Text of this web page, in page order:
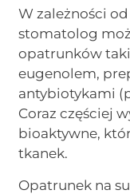
W zależności
stomatolog
opatrunków
eugenolem,
antybiotykami
Coraz częściej
bioaktywne,
tkanek.
Opatrunek na